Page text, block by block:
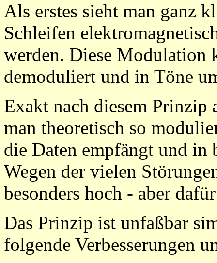
Als erstes sieht man ganz
Schleifen
werden. Diese Modulation
demoduliert und in Töne
Exakt nach diesem
man theoretisch so
die Daten empfängt und in
Wegen der vielen
besonders hoch - aber
Das Prinzip ist unfaßbar
folgende Verbesserungen